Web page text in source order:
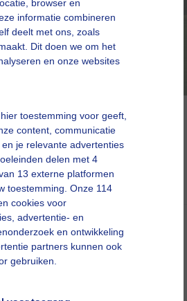
browser en
informatie combineren
deelt met ons, zoals
Dit doen we om het
en onze websites
toestemming voor geeft,
content, communicatie
je relevante advertenties
delen met 4
13 externe platformen
toestemming. Onze 114
cookies voor
advertentie- en
en ontwikkeling
partners kunnen ook
gebruiken.
51x bekeken